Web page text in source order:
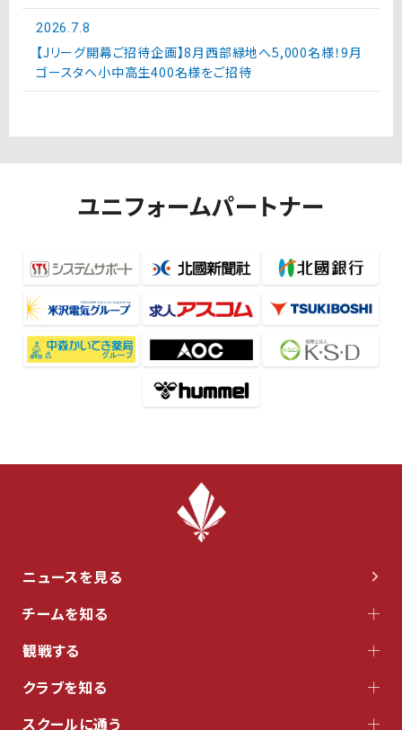
2026.7.8
【Jリーグ開幕ご招待企画】8月西部緑地へ5,000名様！9月
ゴースタへ小中高生400名様をご招待
ユニフォームパートナー
ニュースを見る
チームを知る
観戦する
クラブを知る
スクールに通う